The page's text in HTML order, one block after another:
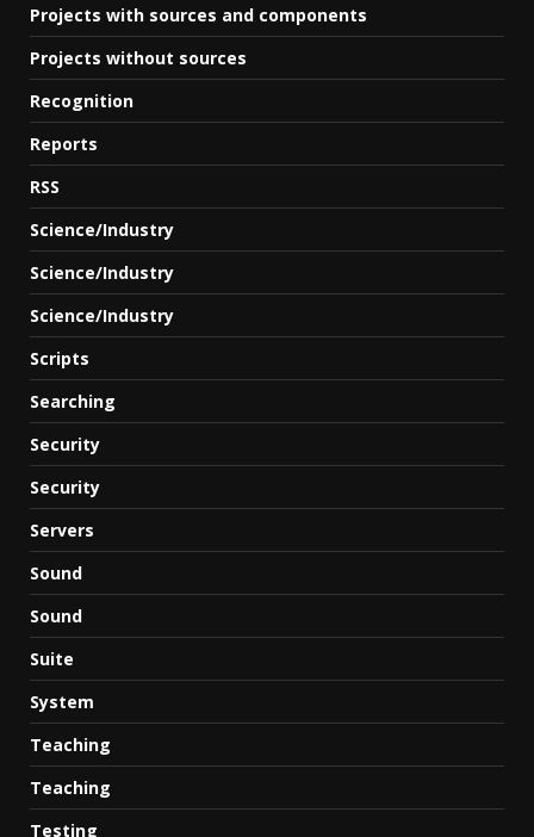
Projects with sources and components
Projects without sources
Recognition
Reports
RSS
Science/Industry
Science/Industry
Science/Industry
Scripts
Searching
Security
Security
Servers
Sound
Sound
Suite
System
Teaching
Teaching
Testing